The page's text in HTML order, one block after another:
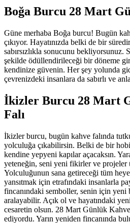
Boğa Burcu 28 Mart
Güne merhaba Boğa burcu! Bugün
çıkıyor. Hayatınızda belki de bir
sabırsızlıkla sonucunu bekliyorsunuz.
şekilde ödüllendirileceği bir döneme
kendinize güvenin. Her şey yolunda
çevrenizdeki insanlara da sabırlı ve
İkizler Burcu 28 Mart
Falı
İkizler burcu, bugün kahve falında
yolculuğa çıkabilirsin. Belki de bir
kendine yepyeni kapılar açacaksın.
yeteneğin, seni yeni fikirler ve projeler
Yolculuğunun sana getireceği tüm
yansıtmak için etrafındaki insanlarla
fincanındaki semboller, senin için yeni
aralayabilir. Açık ol ve hayatındaki
cesaretin olsun. 28 Mart Günlük
ediyordu. Yarın yeniden fincanında